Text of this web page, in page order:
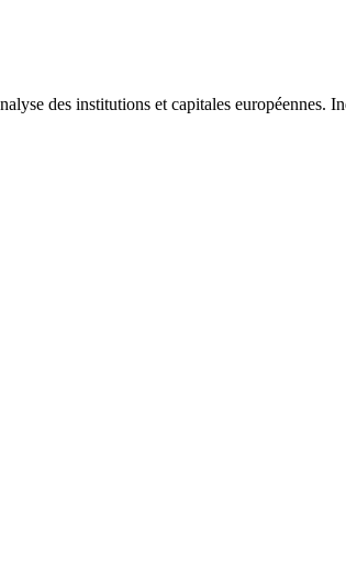
des institutions et capitales européennes.